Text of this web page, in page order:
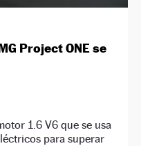
Project ONE se
1.6 V6 que se usa
para superar